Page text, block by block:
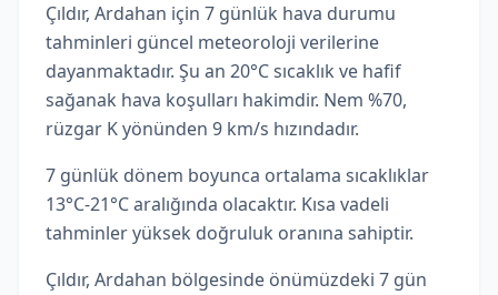
Çıldır, Ardahan için 7 günlük hava durumu
tahminleri güncel meteoroloji verilerine
dayanmaktadır. Şu an 20°C sıcaklık ve hafif
sağanak hava koşulları hakimdir. Nem %70,
rüzgar K yönünden 9 km/s hızındadır.
7 günlük dönem boyunca ortalama sıcaklıklar
13°C-21°C aralığında olacaktır. Kısa vadeli
tahminler yüksek doğruluk oranına sahiptir.
Çıldır, Ardahan bölgesinde önümüzdeki 7 gün